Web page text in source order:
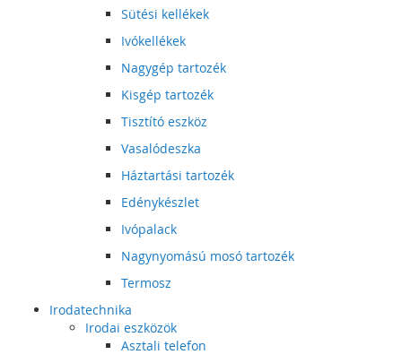
Sütési kellékek
Ivókellékek
Nagygép tartozék
Kisgép tartozék
Tisztító eszköz
Vasalódeszka
Háztartási tartozék
Edénykészlet
Ivópalack
Nagynyomású mosó tartozék
Termosz
Irodatechnika
Irodai eszközök
Asztali telefon